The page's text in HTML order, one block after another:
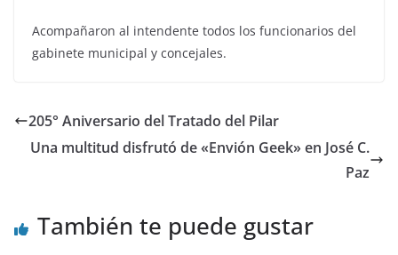
Acompañaron al intendente todos los funcionarios del
gabinete municipal y concejales.
205° Aniversario del Tratado del Pilar
Una multitud disfrutó de «Envión Geek» en José C.
Paz
También te puede gustar